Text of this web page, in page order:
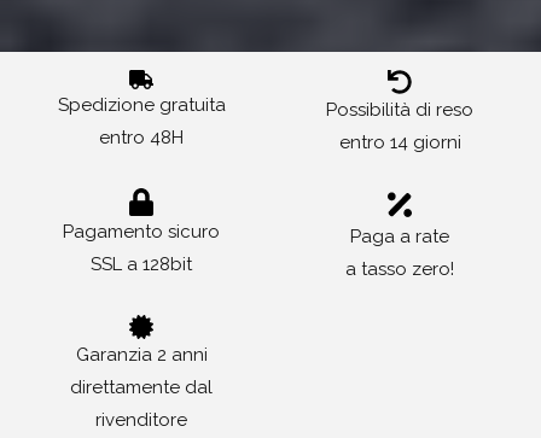
Spedizione gratuita
entro 48H
Possibilità di reso
entro 14 giorni
Pagamento sicuro
SSL a 128bit
Paga a rate
a tasso zero!
Garanzia 2 anni
direttamente dal
rivenditore